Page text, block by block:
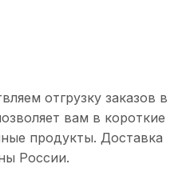
отгрузку заказов в
вам в короткие
продукты. Доставка
России.